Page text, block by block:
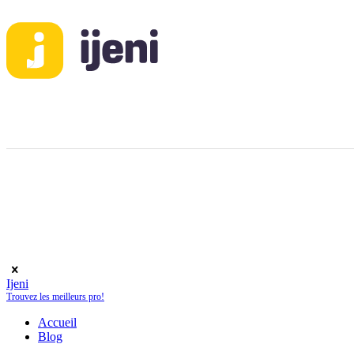
Ijeni
Trouvez les meilleurs pro!
Accueil
Blog